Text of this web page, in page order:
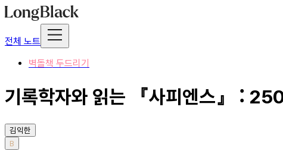
전체 노트
벽돌책 두드리기
기록학자와 읽는 『사피엔스』 :
김익한
B